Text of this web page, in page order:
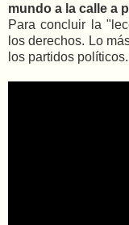
mundo a la calle a
Para concluir la
los derechos. Lo
los partidos